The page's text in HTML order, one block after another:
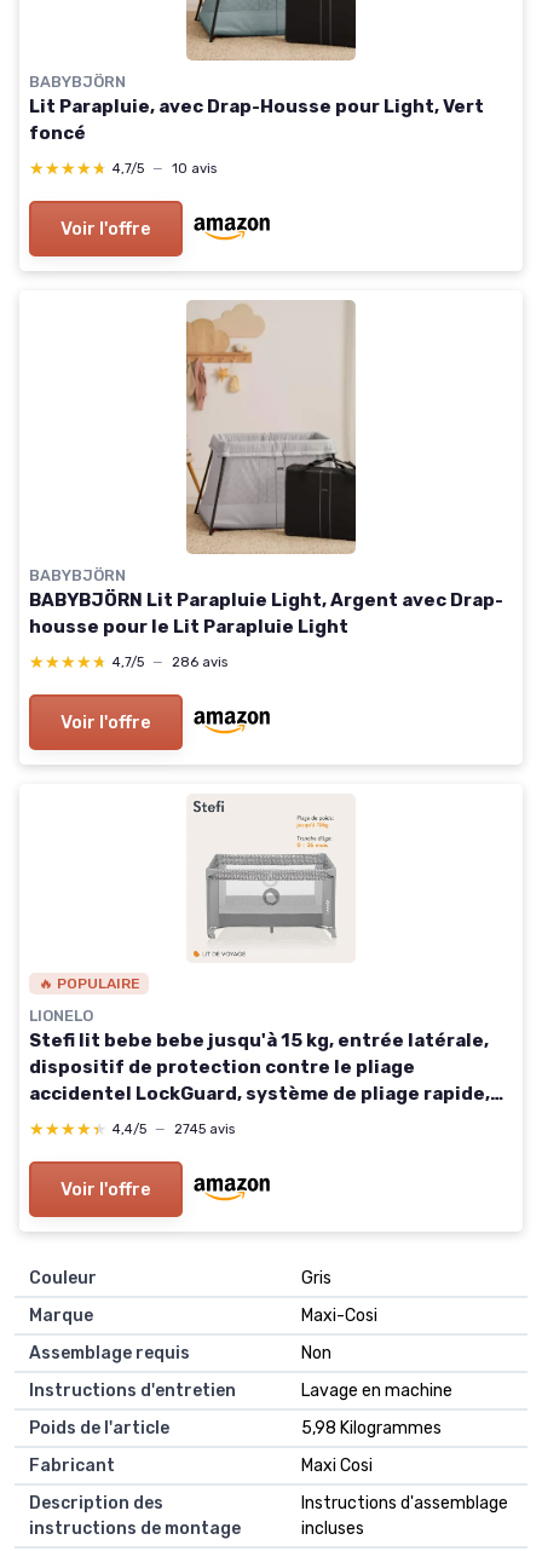
BABYBJÖRN
Lit Parapluie, avec Drap-Housse pour Light, Vert
foncé
★★★★★
★★★★★ 4,7/5 — 10 avis
Voir l'offre
BABYBJÖRN
BABYBJÖRN Lit Parapluie Light, Argent avec Drap-
housse pour le Lit Parapluie Light
★★★★★
★★★★★ 4,7/5 — 286 avis
Voir l'offre
🔥 POPULAIRE
LIONELO
Stefi lit bebe bebe jusqu'à 15 kg, entrée latérale,
dispositif de protection contre le pliage
accidentel LockGuard, système de pliage rapide,
sac de transport (GREY) Gris Concrete STEFI
★★★★★
★★★★★ 4,4/5 — 2745 avis
Voir l'offre
Couleur
Gris
Marque
Maxi-Cosi
Assemblage requis
Non
Instructions d'entretien
Lavage en machine
Poids de l'article
5,98 Kilogrammes
Fabricant
Maxi Cosi
Description des
instructions de montage
Instructions d'assemblage
incluses